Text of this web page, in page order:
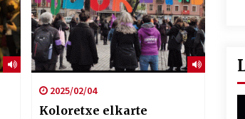
2025/02/04
Koloretxe elkarte